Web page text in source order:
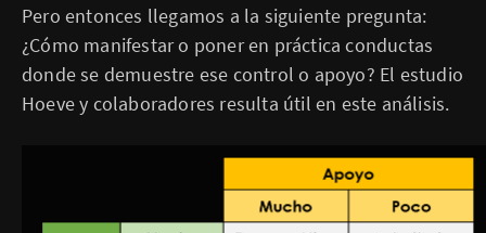
Pero entonces llegamos a la siguiente pregunta:
¿Cómo manifestar o poner en práctica conductas
donde se demuestre ese control o apoyo? El estudio
Hoeve y colaboradores resulta útil en este análisis.